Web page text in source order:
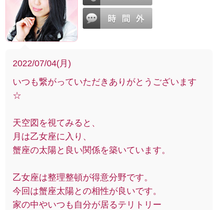
2022/07/04(月)
いつも繋がっていただきありがとうございます
☆
天空図を視てみると、
月は乙女座に入り、
蟹座の太陽と良い関係を築いています。
乙女座は整理整頓が得意分野です。
今回は蟹座太陽との相性が良いです。
家の中やいつも自分が居るテリトリー